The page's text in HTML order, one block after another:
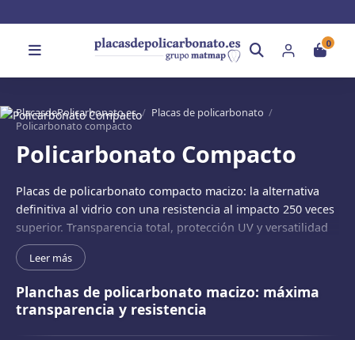
0
PlacasdePolicarbonato.es / Placas de policarbonato /
Policarbonato compacto
Policarbonato Compacto
Placas de policarbonato compacto macizo: la alternativa
definitiva al vidrio con una resistencia al impacto 250 veces
superior. Transparencia total, protección UV y versatilidad
para ventanas, marquesinas, mamparas y cubiertas.
Leer más
Planchas de policarbonato macizo: máxima
transparencia y resistencia